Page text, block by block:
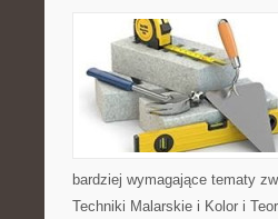
bardziej wymagające tematy
Techniki Malarskie i Kolor i